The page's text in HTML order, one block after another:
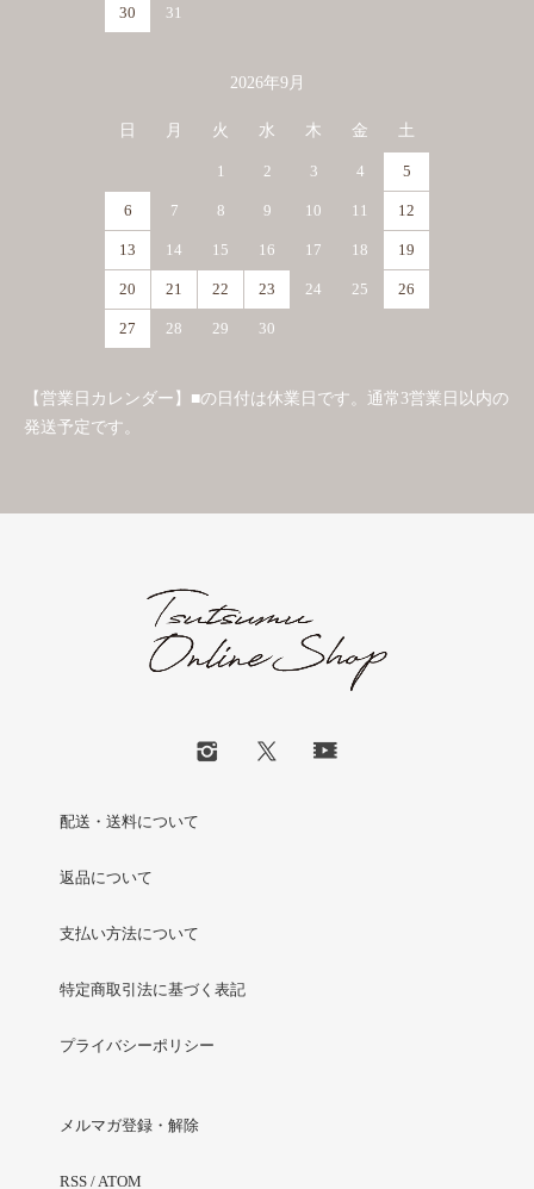
30 31
2026年9月
日 月 火 水 木 金 土
1 2 3 4 5
6 7 8 9 10 11 12
13 14 15 16 17 18 19
20 21 22 23 24 25 26
27 28 29 30
【営業日カレンダー】■の日付は休業日です。通常3営業日以内の
発送予定です。
配送・送料について
返品について
支払い方法について
特定商取引法に基づく表記
プライバシーポリシー
メルマガ登録・解除
RSS /ATOM